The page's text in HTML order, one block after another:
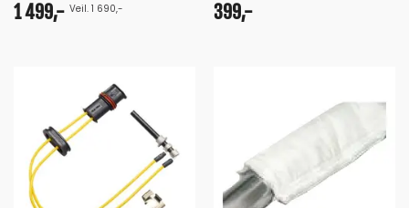
1 499,- Veil. 1 690,- 399,-